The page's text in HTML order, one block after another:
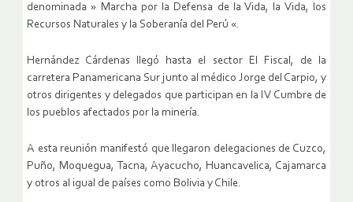
denominada » Marcha por la Defensa de la Vida, la Vida, los
Recursos Naturales y la Soberanía del Perú «.
Hernández Cárdenas llegó hasta el sector El Fiscal, de la
carretera Panamericana Sur junto al médico Jorge del Carpio, y
otros dirigentes y delegados que participan en la IV Cumbre de
los pueblos afectados por la minería.
A esta reunión manifestó que llegaron delegaciones de Cuzco,
Puño, Moquegua, Tacna, Ayacucho, Huancavelica, Cajamarca
y otros al igual de países como Bolivia y Chile.